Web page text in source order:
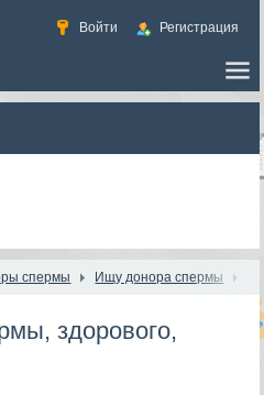
Войти Регистрация
спермы Ищу донора спермы
здорового,